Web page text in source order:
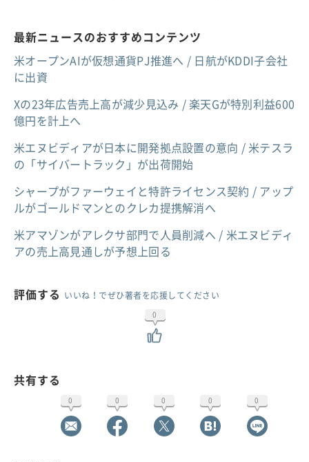
最新ニュースのおすすめコンテンツ
米オープンAIが仮想通貨PJ推進へ / 日航がKDDI子会社
に出資
Xの23年広告売上高が減少見込み / 楽天Gが特別利益600
億円を計上へ
米エヌビディアが日本に開発拠点設置の意向 / 米テスラ
の「サイバートラック」が出荷開始
シャープがファーウェイと特許ライセンス契約 / アップ
ルがゴールドマンとのクレカ提携解消へ
米アマゾンがアレクサ部門で人員削減へ / 米エヌビディ
アの売上高見通しが予想上回る
評価する いいね！でぜひ著者を応援してください
0
共有する
0 0 0 0 0